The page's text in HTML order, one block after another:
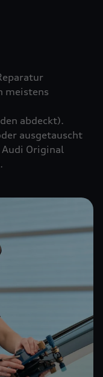
meistens
abdeckt).
ausgetauscht
Original